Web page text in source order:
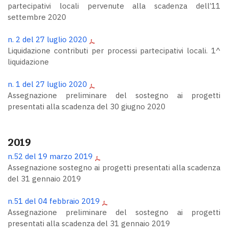
partecipativi locali pervenute alla scadenza dell’11
settembre 2020
n. 2 del 27 luglio 2020
Liquidazione contributi per processi partecipativi locali. 1^
liquidazione
n. 1 del 27 luglio 2020
Assegnazione preliminare del sostegno ai progetti
presentati alla scadenza del 30 giugno 2020
2019
n.52 del 19 marzo 2019
Assegnazione sostegno ai progetti presentati alla scadenza
del 31 gennaio 2019
n.51 del 04 febbraio 2019
Assegnazione preliminare del sostegno ai progetti
presentati alla scadenza del 31 gennaio 2019